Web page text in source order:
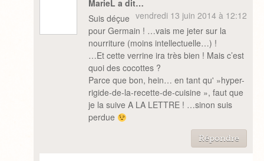
MarieL a dit…
vendredi 13 juin 2014 à 12:12
Suis déçue
pour Germain ! …vais me jeter sur la
nourriture (moins intellectuelle…) !
…Et cette verrine ira très bien ! Mais c’est
quoi des cocottes ?
Parce que bon, hein… en tant qu' »hyper-
rigide-de-la-recette-de-cuisine », faut que
je la suive A LA LETTRE ! …sinon suis
perdue
Répondre